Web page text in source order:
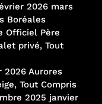
2026 mars
Boréales
Officiel Père
privé, Tout
2026 Aurores
Tout Compris
2025 janvier